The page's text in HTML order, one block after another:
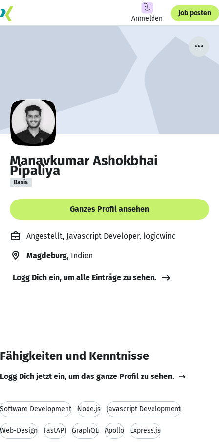
Anmelden
Job posten
Manavkumar Ashokbhai
Pipaliya
Basis
Ganzes Profil ansehen
Angestellt, Javascript Developer, logicwind
Magdeburg, Indien
Logg Dich ein, um alle Einträge zu sehen.
Fähigkeiten und Kenntnisse
Logg Dich jetzt ein, um das ganze Profil zu sehen.
Software Development Node.js Javascript Development
Web-Design FastAPI GraphQL Apollo Express.js